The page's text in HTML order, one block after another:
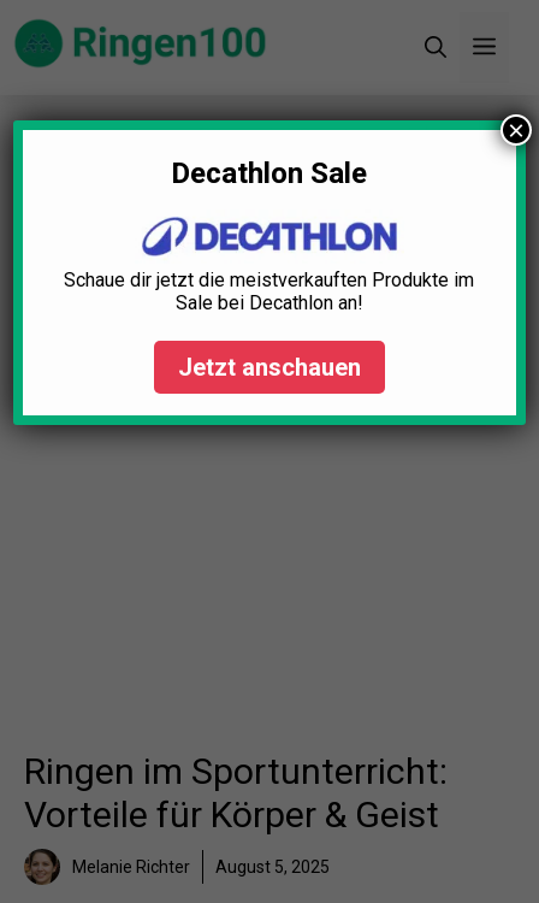
Zum
Inhalt
Startseite»Blog»Ringen im Sportunterricht:
Vorteile für Körper & Geist
Ringen im Sportunterricht:
Vorteile für Körper & Geist
Melanie Richter August 5, 2025
Decathlon Sale
Schaue dir jetzt die meistverkauften Produkte im
Sale bei Decathlon an!
Jetzt anschauen
×